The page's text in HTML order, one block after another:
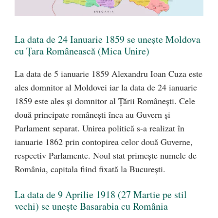
La data de 24 Ianuarie 1859 se unește Moldova
cu Țara Românească (Mica Unire)
La data de 5 ianuarie 1859 Alexandru Ioan Cuza este
ales domnitor al Moldovei iar la data de 24 ianuarie
1859 este ales și domnitor al Țării Românești. Cele
două principate românești înca au Guvern și
Parlament separat. Unirea politică s-a realizat în
ianuarie 1862 prin contopirea celor două Guverne,
respectiv Parlamente. Noul stat primește numele de
România, capitala fiind fixată la București.
La data de 9 Aprilie 1918 (27 Martie pe stil
vechi) se unește Basarabia cu România